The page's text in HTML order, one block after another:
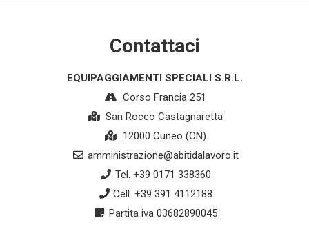
Contattaci
EQUIPAGGIAMENTI SPECIALI S.R.L.
Corso Francia 251
San Rocco Castagnaretta
12000 Cuneo (CN)
amministrazione@abitidalavoro.it
Tel. +39 0171 338360
Cell. +39 391 4112188
Partita iva 03682890045